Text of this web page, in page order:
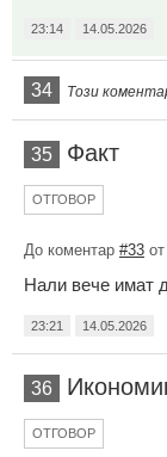
23:14 14.05.2026
34 Този
35 Факт
ОТГОВОР
До коментар #33
Нали вече имат
23:21 14.05.2026
36
ОТГОВОР